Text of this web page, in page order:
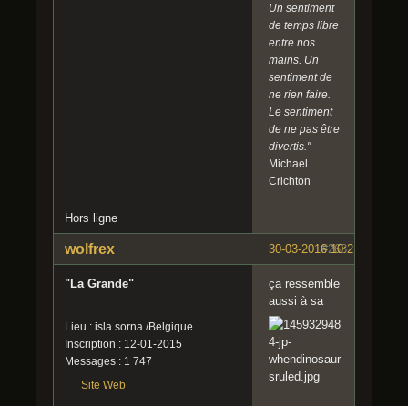
Un sentiment
de temps libre
entre nos
mains. Un
sentiment de
ne rien faire.
Le sentiment
de ne pas être
divertis."
Michael
Crichton
Hors ligne
#263
30-03-2016 10:21:31
wolfrex
"La Grande"
Lieu : isla sorna /Belgique
Inscription : 12-01-2015
Messages : 1 747
Site Web
ça ressemble
aussi à sa